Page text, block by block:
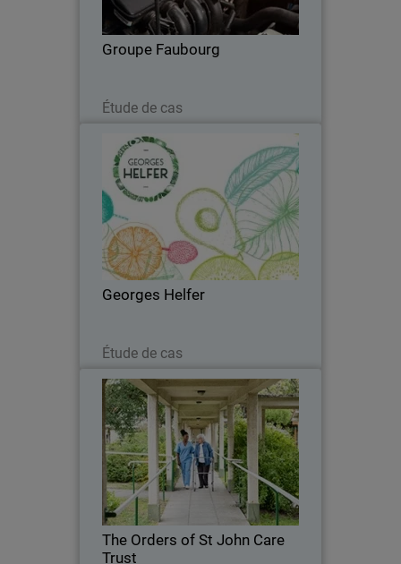
Groupe Faubourg
Étude de cas
Georges Helfer
Étude de cas
Georges Helfer
Georges Helfer modernise son IT et
renforce sa cybersécurité avec
WatchGuard.
The Orders of St John Care
Trust
The Orders of St John Care Trust
Le Trust a cherché une solution de
sécurité dans le Cloud qui pouvait
s’intégrer à son infrastructure Cloud
tout en maintenant une détection des
menaces.